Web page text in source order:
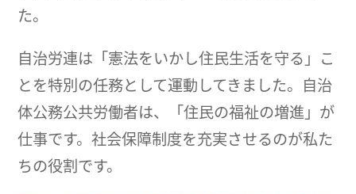
た。
自治労連は「憲法をいかし住民生活を守る」こ
とを特別の任務として運動してきました。自治
体公務公共労働者は、「住民の福祉の増進」が
仕事です。社会保障制度を充実させるのが私た
ちの役割です。